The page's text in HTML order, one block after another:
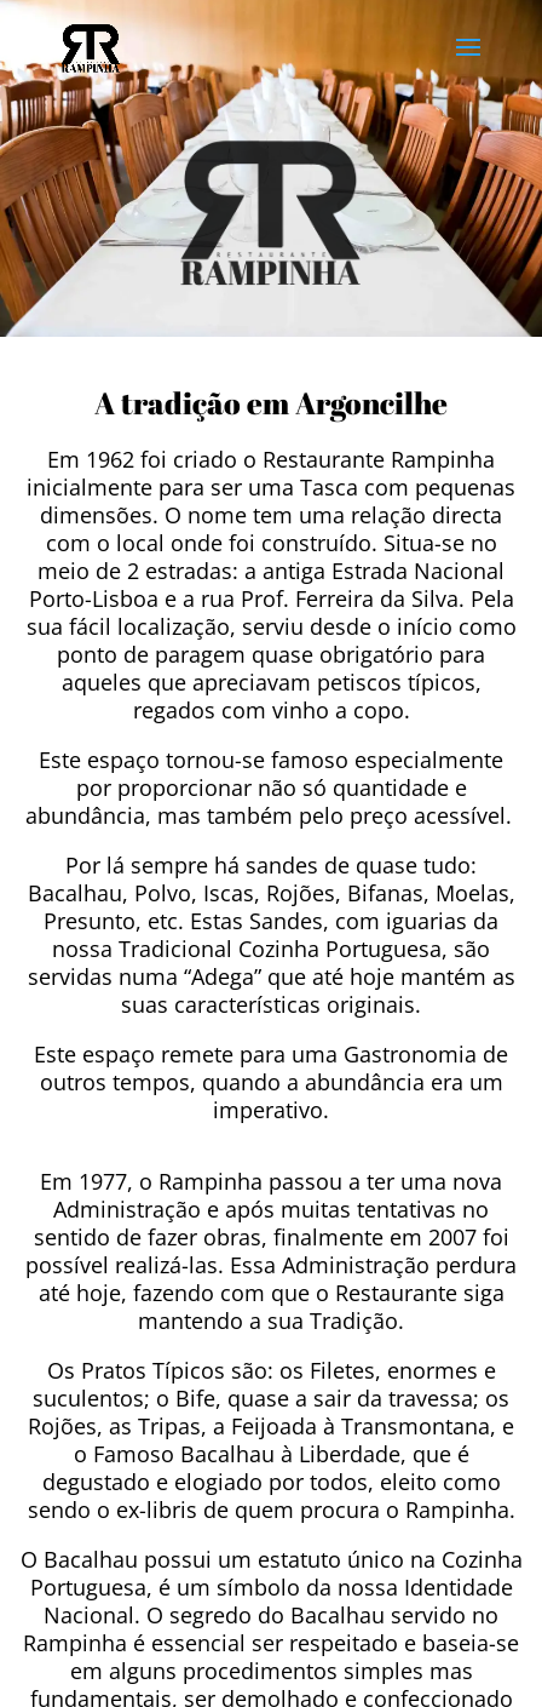
A tradição em Argoncilhe
Em 1962 foi criado o Restaurante Rampinha
inicialmente para ser uma Tasca com pequenas
dimensões. O nome tem uma relação directa
com o local onde foi construído. Situa-se no
meio de 2 estradas: a antiga Estrada Nacional
Porto-Lisboa e a rua Prof. Ferreira da Silva. Pela
sua fácil localização, serviu desde o início como
ponto de paragem quase obrigatório para
aqueles que apreciavam petiscos típicos,
regados com vinho a copo.
Este espaço tornou-se famoso especialmente
por proporcionar não só quantidade e
abundância, mas também pelo preço acessível.
Por lá sempre há sandes de quase tudo:
Bacalhau, Polvo, Iscas, Rojões, Bifanas, Moelas,
Presunto, etc. Estas Sandes, com iguarias da
nossa Tradicional Cozinha Portuguesa, são
servidas numa “Adega” que até hoje mantém as
suas características originais.
Este espaço remete para uma Gastronomia de
outros tempos, quando a abundância era um
imperativo.
Em 1977, o Rampinha passou a ter uma nova
Administração e após muitas tentativas no
sentido de fazer obras, finalmente em 2007 foi
possível realizá-las. Essa Administração perdura
até hoje, fazendo com que o Restaurante siga
mantendo a sua Tradição.
Os Pratos Típicos são: os Filetes, enormes e
suculentos; o Bife, quase a sair da travessa; os
Rojões, as Tripas, a Feijoada à Transmontana, e
o Famoso Bacalhau à Liberdade, que é
degustado e elogiado por todos, eleito como
sendo o ex-libris de quem procura o Rampinha.
O Bacalhau possui um estatuto único na Cozinha
Portuguesa, é um símbolo da nossa Identidade
Nacional. O segredo do Bacalhau servido no
Rampinha é essencial ser respeitado e baseia-se
em alguns procedimentos simples mas
fundamentais, ser demolhado e confeccionado